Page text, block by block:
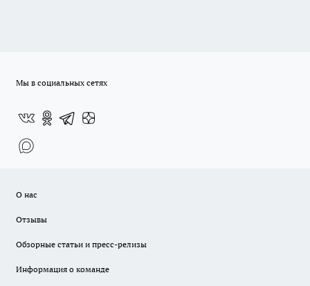
Мы в социальных сетях
О нас
Отзывы
Обзорные статьи и пресс-релизы
Информация о команде